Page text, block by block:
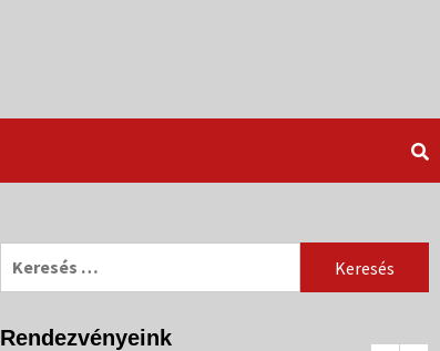
Keresés:
Rendezvényeink